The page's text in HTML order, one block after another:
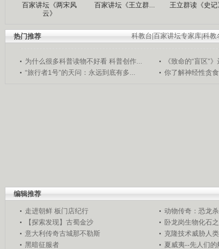
百家讲坛《两宋风
云》
百家讲坛《王立群... 王立群读《史
科教台|百家讲坛专家库|科教
热门推荐
为什么很多科普读物不好看 科普创作...
《致命的“盲区”
“旅行者1号”的天问：永远到底有多...
你了解神经性贪
编辑推荐
走进朝鲜 板门店纪行
动物传奇：恐龙
【探索发现】古蜀金沙
卧龙岗生物化石
意大利传奇古城那不勒斯
克隆技术威胁人
黑暗征服者
夏威夷--先人们的